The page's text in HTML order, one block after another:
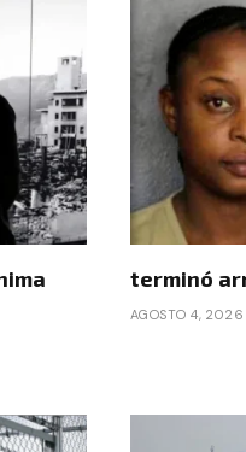
terminó
AGOSTO 4, 2026